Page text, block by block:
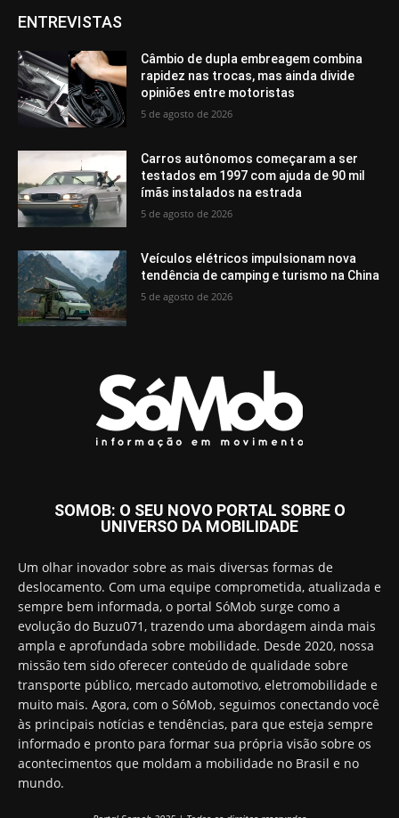
ENTREVISTAS
Câmbio de dupla embreagem combina
rapidez nas trocas, mas ainda divide
opiniões entre motoristas
5 de agosto de 2026
Carros autônomos começaram a ser
testados em 1997 com ajuda de 90 mil
ímãs instalados na estrada
5 de agosto de 2026
Veículos elétricos impulsionam nova
tendência de camping e turismo na China
5 de agosto de 2026
SOMOB: O SEU NOVO PORTAL SOBRE O
UNIVERSO DA MOBILIDADE
Um olhar inovador sobre as mais diversas formas de
deslocamento. Com uma equipe comprometida, atualizada e
sempre bem informada, o portal SóMob surge como a
evolução do Buzu071, trazendo uma abordagem ainda mais
ampla e aprofundada sobre mobilidade. Desde 2020, nossa
missão tem sido oferecer conteúdo de qualidade sobre
transporte público, mercado automotivo, eletromobilidade e
muito mais. Agora, com o SóMob, seguimos conectando você
às principais notícias e tendências, para que esteja sempre
informado e pronto para formar sua própria visão sobre os
acontecimentos que moldam a mobilidade no Brasil e no
mundo.